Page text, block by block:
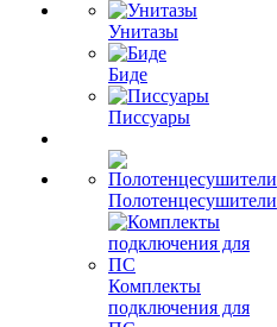
Унитазы
Биде
Писсуары
Полотенцесушители
Комплекты
подключения для